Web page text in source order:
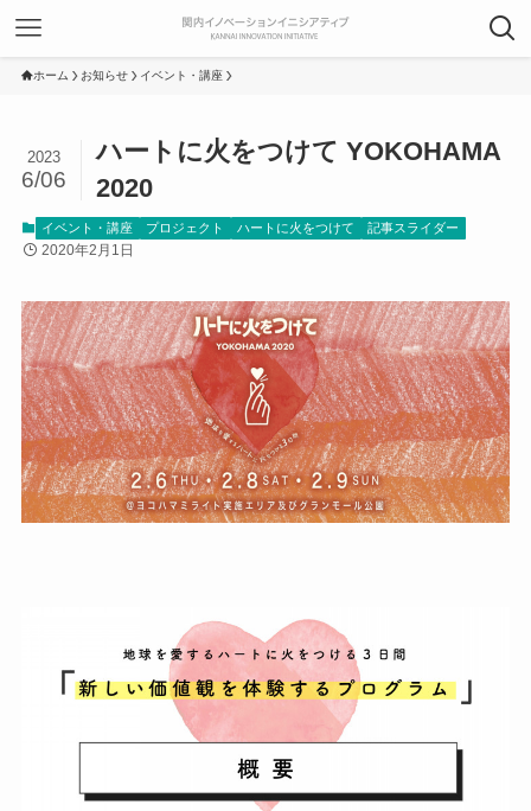
ホーム お知らせ イベント・講座
ハートに火をつけて YOKOHAMA
2020
2023
6/06
イベント・講座 プロジェクト ハートに火をつけて 記事スライダー
2020年2月1日